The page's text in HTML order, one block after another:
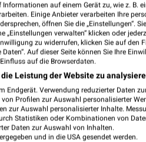
auf einem Gerät zu, wie z. B.
Einige Anbieter verarbeiten Ihre
öffnen Sie die „Einstellungen“.
„Einstellungen verwalten“ klicken oder
zu widerrufen, klicken Sie auf den
Auf dieser Seite können Sie Ihre
auf die Browserdaten.
Leistung der Website zu
Verwendung reduzierter Daten
Profilen zur Auswahl personalisierter
zur Auswahl personalisierter Inhalte.
Statistiken oder Kombinationen von
Daten zur Auswahl von Inhalten.
und in die USA gesendet werden.